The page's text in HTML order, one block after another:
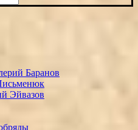
Баранов
Эйвазов